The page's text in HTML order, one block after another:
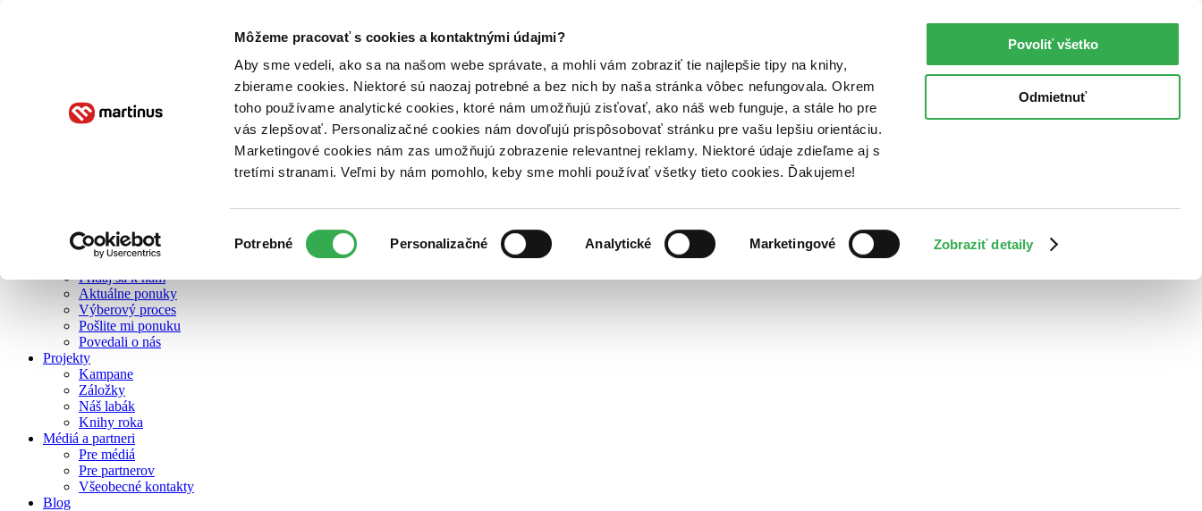
Môžeme pracovať s cookies a kontaktnými údajmi?
Aby sme vedeli, ako sa na našom webe správate, a mohli vám zobraziť tie najlepšie tipy na knihy,
zbierame cookies. Niektoré sú naozaj potrebné a bez nich by naša stránka vôbec nefungovala. Okrem
toho používame analytické cookies, ktoré nám umožňujú zisťovať, ako náš web funguje, a stále ho pre
vás zlepšovať. Personalizačné cookies nám dovoľujú prispôsobovať stránku pre vašu lepšiu orientáciu.
Marketingové cookies nám zas umožňujú zobrazenie relevantnej reklamy. Niektoré údaje zdieľame aj s
tretími stranami. Veľmi by nám pomohlo, keby sme mohli používať všetky tieto cookies. Ďakujeme!
súhlasu
Potrebné Personalizačné Analytické Marketingové Zobraziť detaily
Povoliť všetko
Odmietnuť
O nás
Zelený Martinus
Nerobíme rozdiely
Pridaj sa k nám
Aktuálne ponuky
Výberový proces
Pošlite mi ponuku
Povedali o nás
Projekty
Kampane
Záložky
Náš labák
Knihy roka
Médiá a partneri
Pre médiá
Pre partnerov
Všeobecné kontakty
Blog